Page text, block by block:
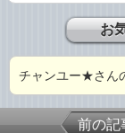
お
チャンユー★さん
前の記